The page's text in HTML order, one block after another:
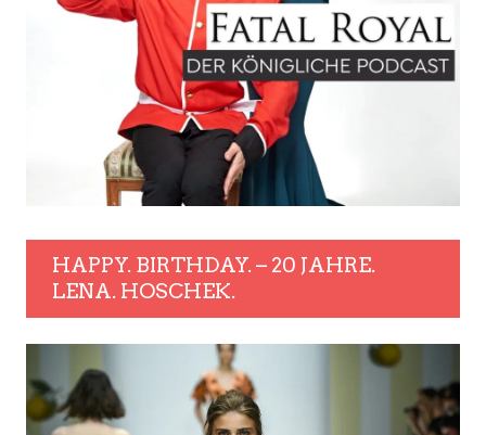
HAPPY. BIRTHDAY. – 20 JAHRE.
LENA. HOSCHEK.